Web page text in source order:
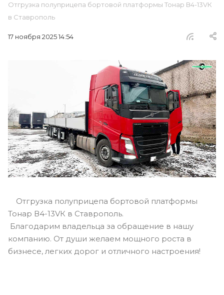
Отгрузка полуприцепа бортовой платформы Тонар В4-13VК
в Ставрополь
17 ноября 2025 14:54
Отгрузка полуприцепа бортовой платформы
Тонар В4-13VК в Ставрополь.
Благодарим владельца за обращение в нашу
компанию. От души желаем мощного роста в
бизнесе, легких дорог и отличного настроения!